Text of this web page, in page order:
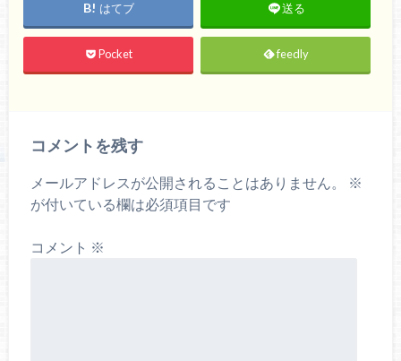
はてブ 送る
Pocket feedly
コメントを残す
メールアドレスが公開されることはありません。
※
が付いている欄は必須項目です
コメント ※